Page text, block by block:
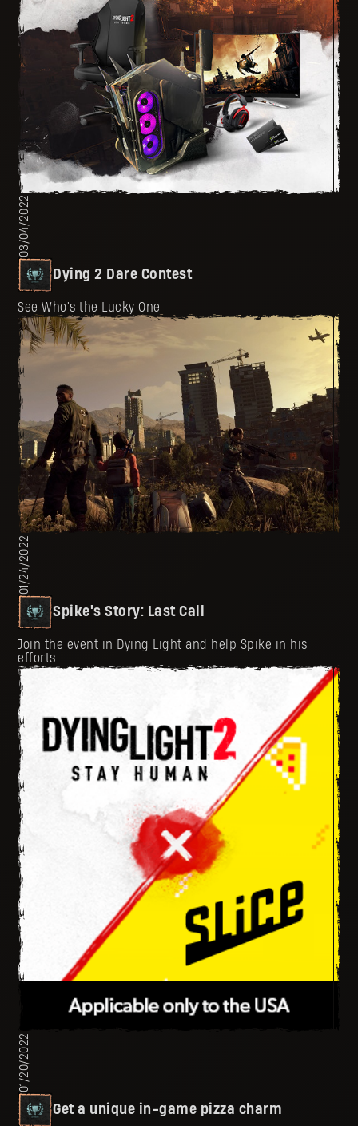
03/04/2022
Dying 2 Dare Contest
See Who's the Lucky One
01/24/2022
Spike's Story: Last Call
Join the event in Dying Light and help Spike in his
efforts.
01/20/2022
Get a unique in-game pizza charm